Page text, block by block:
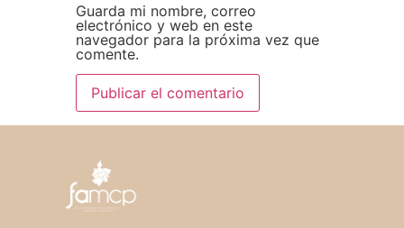
Guarda mi nombre, correo
electrónico y web en este
navegador para la próxima vez que
comente.